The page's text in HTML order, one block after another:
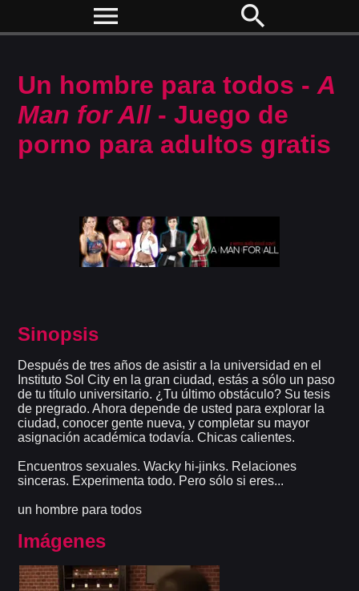
menu search
Un hombre para todos -A
Man for All- Juego de
porno para adultos gratis
Sinopsis
Después de tres años de asistir a la universidad en el
Instituto Sol City en la gran ciudad, estás a sólo un paso
de tu título universitario. ¿Tu último obstáculo? Su tesis
de pregrado. Ahora depende de usted para explorar la
ciudad, conocer gente nueva, y completar su mayor
asignación académica todavía. Chicas calientes.
Encuentros sexuales. Wacky hi-jinks. Relaciones
sinceras. Experimenta todo. Pero sólo si eres...
un hombre para todos
Imágenes